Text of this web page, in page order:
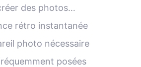
des photos
rétrorétro instantanée
photo nécessaire
posées